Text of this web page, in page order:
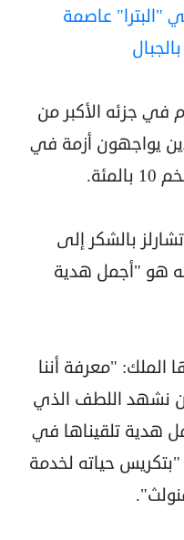
"البترا" عاصمة
في جزئه الأكبر من
يواجهون أزمة في
بالشكر إلى
هو "أجمل هدية
"معرفة أننا
نشهد اللطف الذي
هدية تلقيناها في
"بتكريس حياته لخدمة